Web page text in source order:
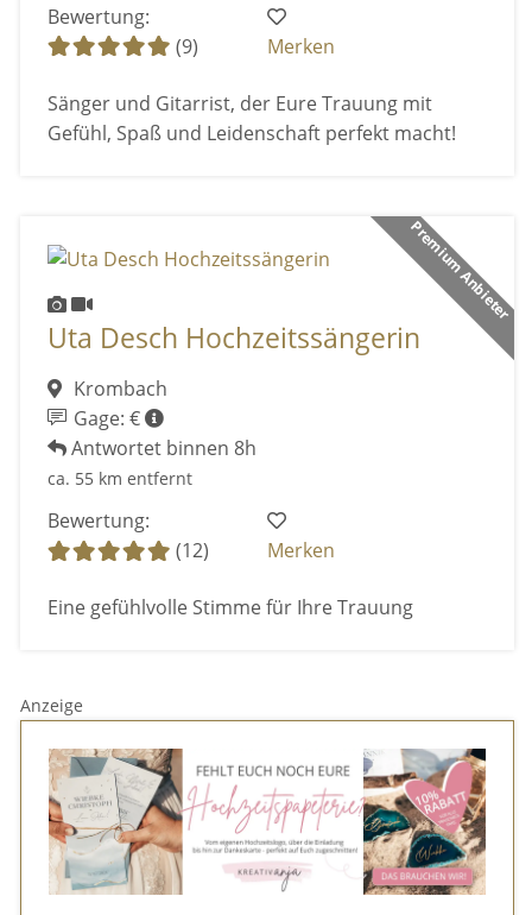
Bewertung:
(9)
Merken
Sänger und Gitarrist, der Eure Trauung mit
Gefühl, Spaß und Leidenschaft perfekt macht!
Premium Anbieter
Uta Desch Hochzeitssängerin
Krombach
Gage: €
Antwortet binnen 8h
ca. 55 km entfernt
Bewertung:
(12)
Merken
Eine gefühlvolle Stimme für Ihre Trauung
Anzeige